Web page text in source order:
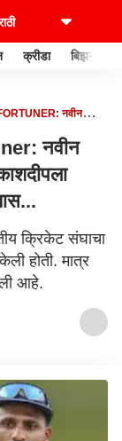
क्रीडा बिझनेस
नवीन
नवीन
क्रिकेट संघाचा
होती. मात्र
आहे.